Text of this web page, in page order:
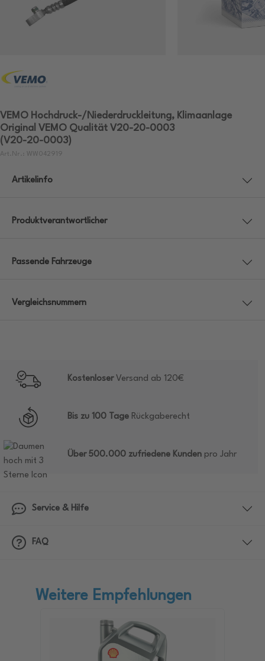
VEMO Hochdruck-/Niederdruckleitung, Klimaanlage
Original VEMO Qualität V20-20-0003
(V20-20-0003)
Art.Nr.: WW042919
Artikelinfo
Produktverantwortlicher
Passende Fahrzeuge
Vergleichsnummern
KostenloserVersand ab 120€
Bis zu 100 Tage Rückgaberecht
Über 500.000 zufriedene Kunden pro Jahr
Service & Hilfe
FAQ
Weitere Empfehlungen